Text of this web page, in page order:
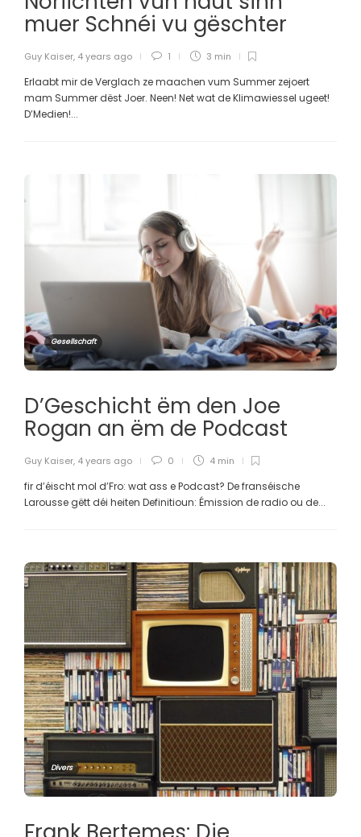
muer Schnéi vu gëschter
Guy Kaiser, 4 years ago 1 3 min
Erlaabt mir de Verglach ze maachen vum Summer zejoert
mam Summer dëst Joer. Neen! Net wat de Klimawiessel ugeet!
D’Medien!...
Gesellschaft
D’Geschicht ëm den Joe
Rogan an ëm de Podcast
Guy Kaiser, 4 years ago 0 4 min
fir d’éischt mol d’Fro: wat ass e Podcast? De franséische
Larousse gëtt déi heiten Definitioun: Émission de radio ou de...
Divers